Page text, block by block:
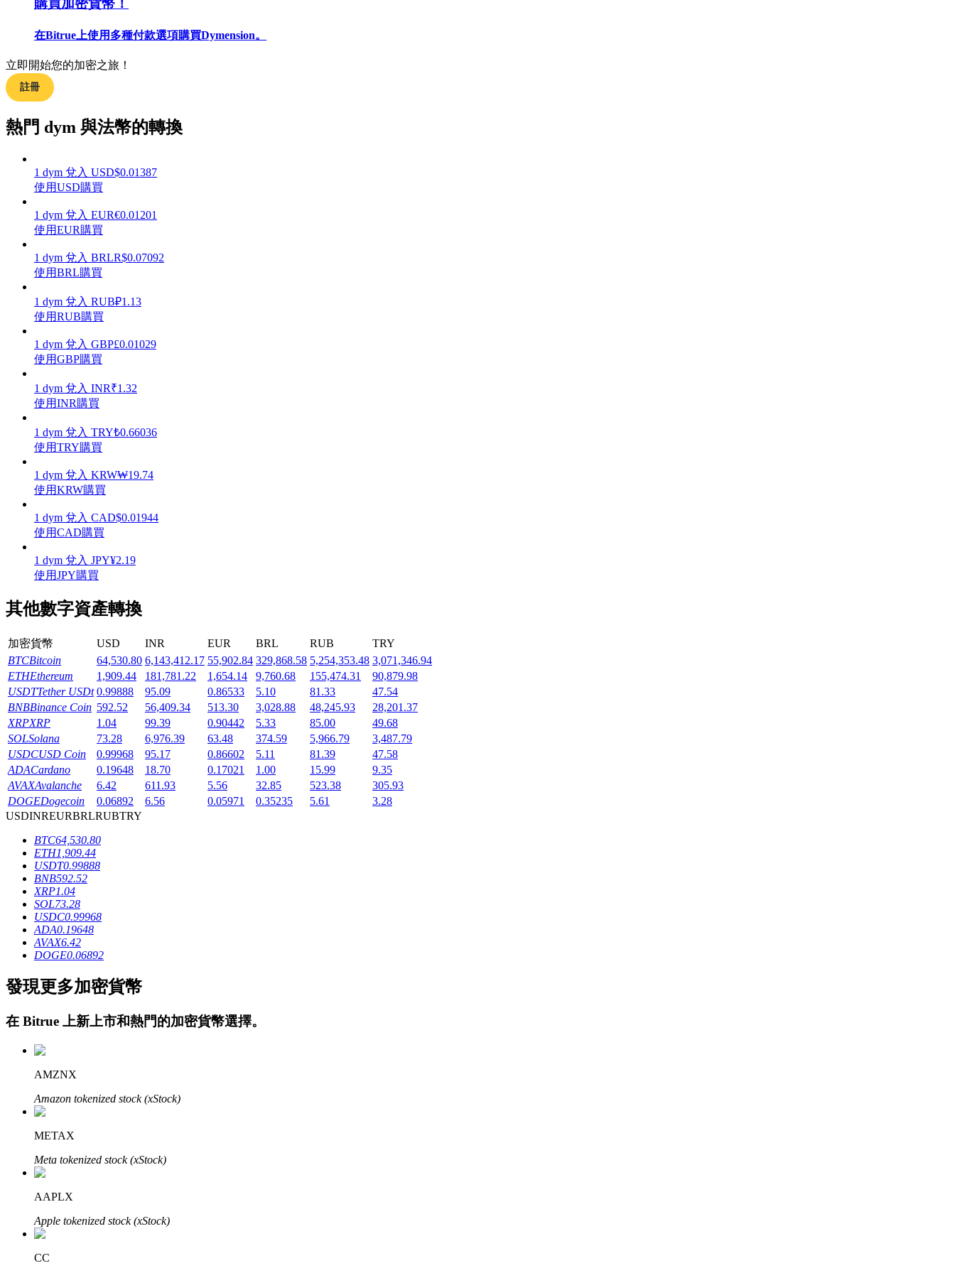
合約指南
合約功能使用指南
學習如何保持盈利
使您的資產穩定增值
機槍池
一鍵質押鎖定高收益
Launchpool
活期質押獲得熱門資產
借貸寶
借貸數字貨幣，及時且安全的服務
購買加密貨幣！
在Bitrue上使用多種付款選項購買Dymension。
立即開始您的加密之旅！
註冊
熱門 dym 與法幣的轉換
1 dym 兌入 USD$0.01387
使用USD購買
1 dym 兌入 EUR€0.01201
使用EUR購買
1 dym 兌入 BRLR$0.07092
使用BRL購買
1 dym 兌入 RUB₽1.13
使用RUB購買
1 dym 兌入 GBP£0.01029
使用GBP購買
1 dym 兌入 INR₹1.32
使用INR購買
1 dym 兌入 TRY₺0.66036
使用TRY購買
1 dym 兌入 KRW₩19.74
使用KRW購買
1 dym 兌入 CAD$0.01944
使用CAD購買
1 dym 兌入 JPY¥2.19
使用JPY購買
其他數字資產轉換
加密貨幣 USD INR EUR BRL RUB
TRY
BTCBitcoin 64,530.80 6,143,412.17 55,902.84 329,868.58 5,254,353.48 3,071,346.94
ETHEthereum 1,909.44 181,781.22 1,654.14 9,760.68 155,474.31
90,879.98
USDTTether USDt 0.99888 95.09 0.86533 5.10 81.33
47.54
BNBBinance Coin 592.52 56,409.34 513.30 3,028.88 48,245.93
28,201.37
XRPXRP 1.04 99.39 0.90442 5.33 85.00
49.68
SOLSolana 73.28 6,976.39 63.48 374.59 5,966.79
3,487.79
USDCUSD Coin 0.99968 95.17 0.86602 5.11 81.39
47.58
ADACardano 0.19648 18.70 0.17021 1.00 15.99
9.35
AVAXAvalanche 6.42 611.93 5.56 32.85 523.38
305.93
DOGEDogecoin 0.06892 6.56 0.05971 0.35235 5.61
3.28
USDINREURBRLRUBTRY
BTC64,530.80
ETH1,909.44
USDT0.99888
BNB592.52
XRP1.04
SOL73.28
USDC0.99968
ADA0.19648
AVAX6.42
DOGE0.06892
發現更多加密貨幣
在 Bitrue 上新上市和熱門的加密貨幣選擇。
AMZNX
Amazon tokenized stock (xStock)
METAX
Meta tokenized stock (xStock)
AAPLX
Apple tokenized stock (xStock)
CC